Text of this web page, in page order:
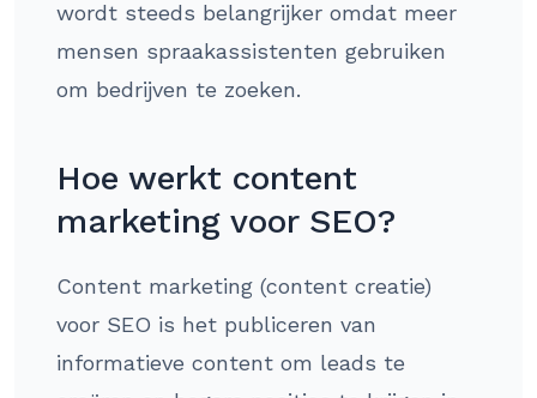
wordt steeds belangrijker omdat meer
mensen spraakassistenten gebruiken
om bedrijven te zoeken.
Hoe werkt content
marketing voor SEO?
Content marketing (content creatie)
voor SEO is het publiceren van
informatieve content om leads te